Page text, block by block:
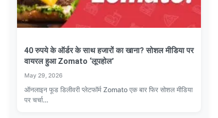
40 रुपये के ऑर्डर के साथ हजारों का खाना? सोशल मीडिया पर
वायरल हुआ Zomato ‘लूपहोल’
May 29, 2026
ऑनलाइन फूड डिलीवरी प्लेटफॉर्म Zomato एक बार फिर सोशल मीडिया
पर चर्चा…